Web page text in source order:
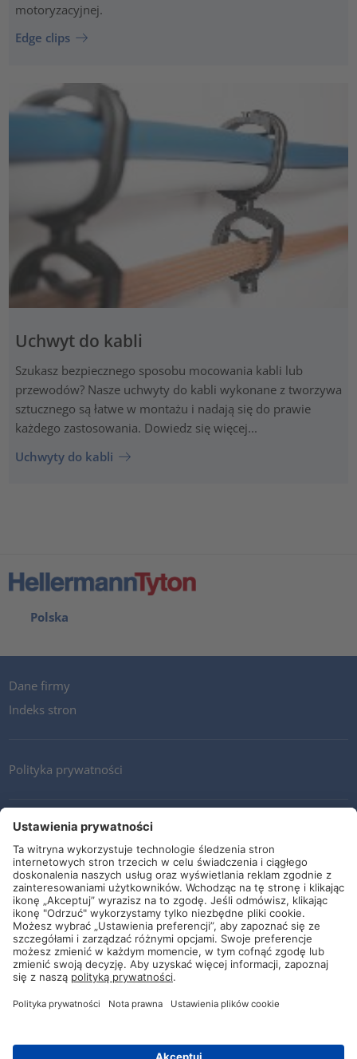
motoryzacyjnej.
Edge clips
Uchwyt do kabli
Szukasz bezpiecznego sposobu mocowania kabli lub
przewodów? Nasze uchwyty do kabli wykonane z tworzywa
sztucznego są łatwe w montażu i nadają się do prawie
każdego zastosowania. Dowiedz się więcej...
Uchwyty do kabli
Polska
Dane firmy
Indeks stron
Polityka prywatności
Kontakt
Newsletter
Ogólne warunki i dostawy
Wytyczne i zobowiązania
Media społecznościowe